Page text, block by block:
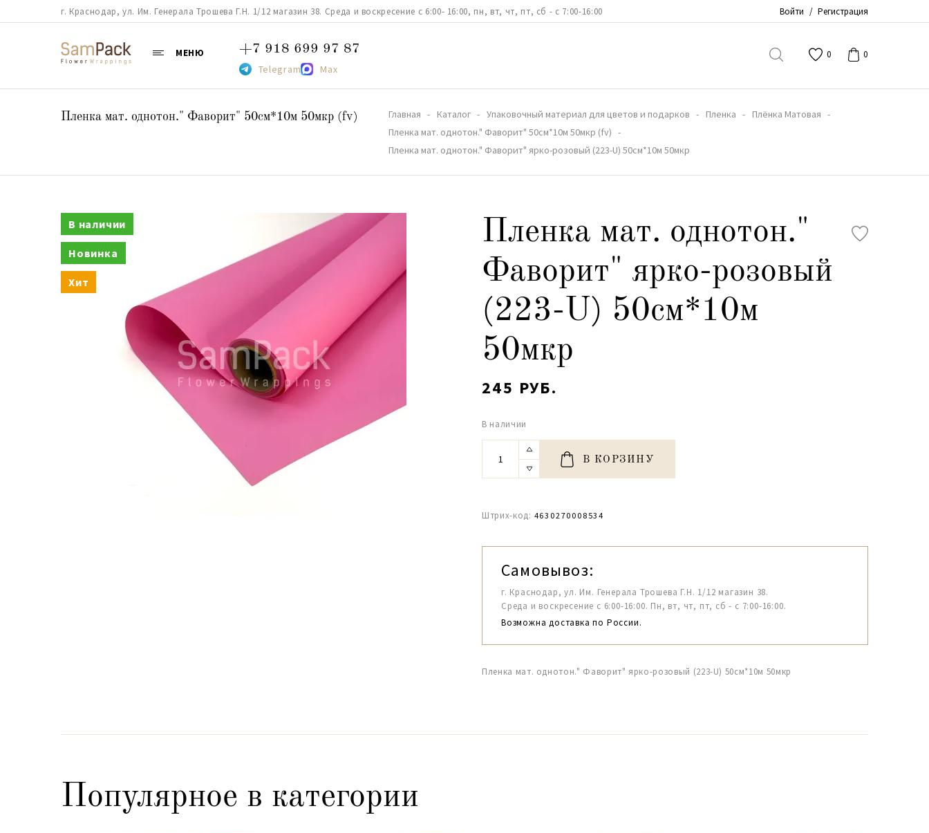
г. Краснодар, ул. Им. Генерала Трошева Г.Н. 1/12 магазин 38. Среда и воскресение с 6:00- 16:00, пн, вт, чт, пт, сб - с 7:00-16:00 Войти / Регистрация
МЕНЮ +7 918 699 97 87
Telegram Max
0 0
Пленка мат. однотон." Фаворит" 50см*10м 50мкр (fv) Главная Каталог Упаковочный материал для цветов и подарков Пленка
Плёнка Матовая
Пленка мат. однотон." Фаворит" 50см*10м 50мкр (fv)
Пленка мат. однотон." Фаворит" ярко-розовый (223-U) 50см*10м 50мкр
В наличии
Новинка
Хит
Пленка мат. однотон."
Фаворит" ярко-розовый
(223-U) 50см*10м
50мкр
245 РУБ.
В наличии
В КОРЗИНУ
Штрих-код: 4630270008534
Самовывоз:
г. Краснодар, ул. Им. Генерала Трошева Г.Н. 1/12 магазин 38.
Среда и воскресение с 6:00-16:00. Пн, вт, чт, пт, сб - с 7:00-16:00.
Возможна доставка по России.
Пленка мат. однотон." Фаворит" ярко-розовый (223-U) 50см*10м 50мкр
Популярное в категории